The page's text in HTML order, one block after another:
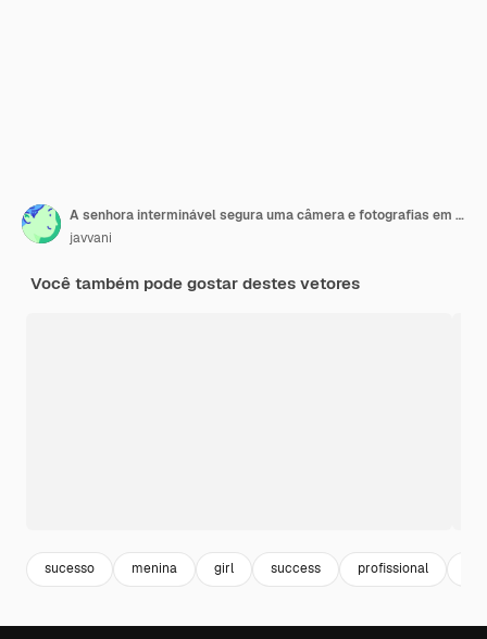
A senhora interminável segura uma câmera e fotografias em suas mãos o conceito de descanso e viagem estilo trendy ilustração vetorial
javvani
Você também pode gostar destes vetores
sucesso menina girl success profissional